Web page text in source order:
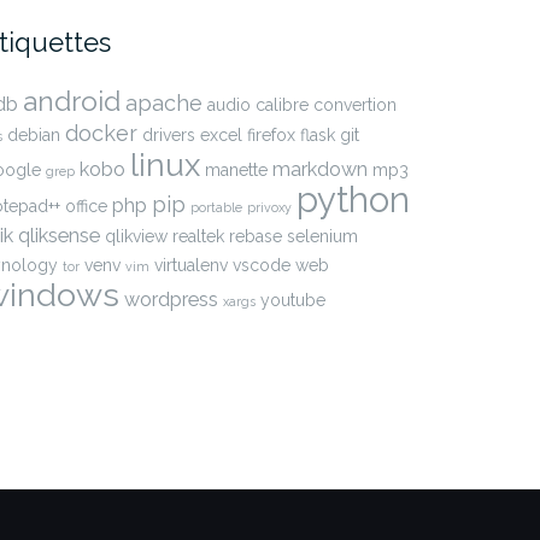
android apache audio calibre convertion
debian docker drivers excel firefox flask git
grep kobo linux manette markdown mp3
office php pip portable privoxy python
qliksense qlikview realtek rebase selenium
tor venv vim virtualenv vscode web
wordpress xargs youtube